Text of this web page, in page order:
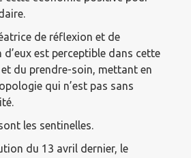
de réflexion et de
d’eux est perceptible dans cette
du prendre-soin, mettant en
qui n’est pas sans
les sentinelles.
du 13 avril dernier, le